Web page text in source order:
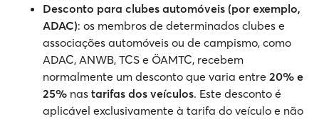
Desconto para clubes automóveis (por exemplo,
ADAC): os membros de determinados clubes e
associações automóveis ou de campismo, como
ADAC, ANWB, TCS e ÖAMTC, recebem
normalmente um desconto que varia entre 20% e
25% nas tarifas dos veículos. Este desconto é
aplicável exclusivamente à tarifa do veículo e não